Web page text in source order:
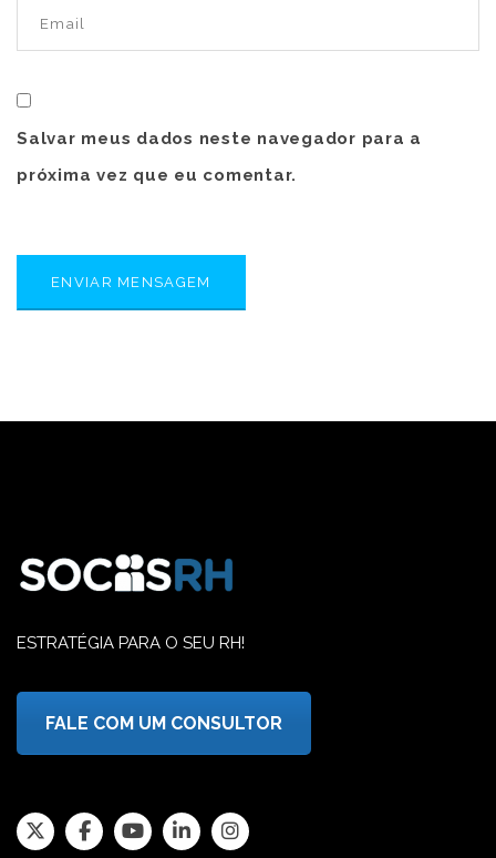
Salvar meus dados neste navegador para a
próxima vez que eu comentar.
ESTRATÉGIA PARA O SEU RH!
FALE COM UM CONSULTOR